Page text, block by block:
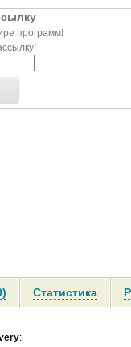
программ!
Статистика
: